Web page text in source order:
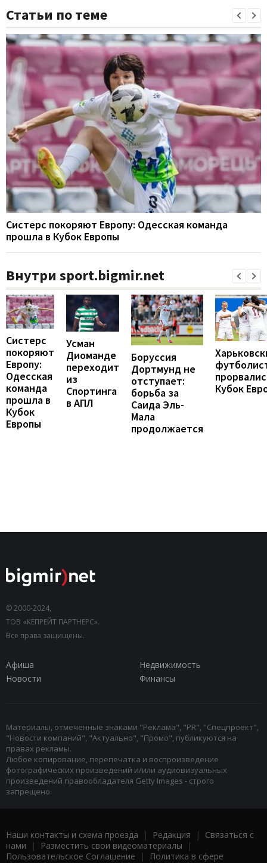
Статьи по теме
Систерс покоряют Европу: Одесская команда
прошла в Кубок Европы
Внутри sport.bigmir.net
Систерс
покоряют
Европу:
Одесская
команда
прошла в
Кубок
Европы
Усман
Диоманде
переходит
из
Спортинга
в АПЛ
Боруссия
Дортмунд не
отступает:
борьба за
Саида Эль-
Мала
продолжается
Кубок
© 2000-2024,
ТОВ «КЕПРЕЙТ ПАРТНЕРС».
Все права защищены.
Афиша
Недвижимость
Новости
Финансы
Материалы, отмеченные знаками "Реклама", "PR", "Спецпроект",
"Новости компаний", "Актуально", "Промо", публикуются на
правах рекламы.
Любое копирование, перепечатка и воспроизведение
фотографических произведений и/или аудиовизуальных
произведений правообладателя Getty Images - строго
запрещено.
Наши контакты и схема проезда | Редакция | Связаться с
нами | Разместить свои видеоматериалы |
Пользовательское Соглашение |
Политика в сфере